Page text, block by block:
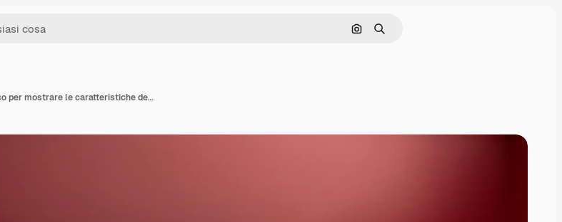
Cerca per immagine
Ricerca
Un palcoscenico rosso moderno e dinamico per mostrare le caratteristiche del tuo prodotto